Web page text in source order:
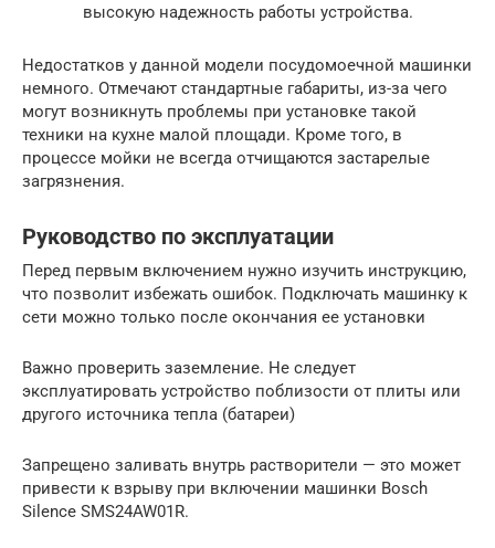
высокую надежность работы устройства.
Недостатков у данной модели посудомоечной машинки
немного. Отмечают стандартные габариты, из-за чего
могут возникнуть проблемы при установке такой
техники на кухне малой площади. Кроме того, в
процессе мойки не всегда отчищаются застарелые
загрязнения.
Руководство по эксплуатации
Перед первым включением нужно изучить инструкцию,
что позволит избежать ошибок. Подключать машинку к
сети можно только после окончания ее установки
Важно проверить заземление. Не следует
эксплуатировать устройство поблизости от плиты или
другого источника тепла (батареи)
Запрещено заливать внутрь растворители — это может
привести к взрыву при включении машинки Bosch
Silence SMS24AW01R.